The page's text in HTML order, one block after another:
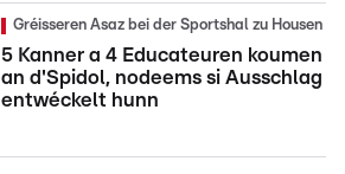
Gréisseren Asaz bei der Sportshal zu Housen
5 Kanner a 4 Educateuren koumen
an d'Spidol, nodeems si Ausschlag
entwéckelt hunn